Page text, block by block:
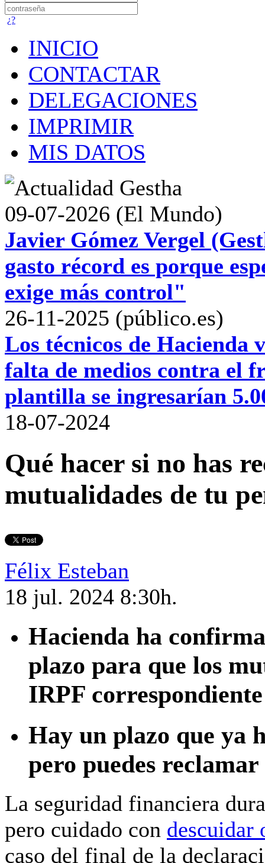
¿?
INICIO
CONTACTAR
DELEGACIONES
IMPRIMIR
MIS DATOS
09-07-2026 (El Mundo)
Javier Gómez Vergel
gasto récord es porque
exige más control"
26-11-2025 (público.es)
Los técnicos de Hacienda
falta de medios contra el
plantilla se ingresarían
18-07-2024
Qué hacer si no has
mutualidades de tu
Félix Esteban
18 jul. 2024 8:30h.
Hacienda ha
plazo para que los
IRPF
Hay un plazo que ya
pero puedes
La seguridad financiera
pero cuidado con descuidar
caso del final de la